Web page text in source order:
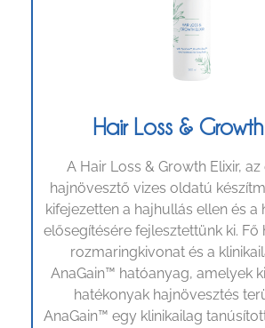
Hair Loss & Growth
A Hair Loss & Growth Elixir,
hajnövesztő vizes oldatú
kifejezetten a hajhullás ellen és a
elősegítésére fejlesztettünk ki. Fő
rozmaringkivonat és a
AnaGain™ hatóanyag, amelyek
hatékonyak hajnövesztés
AnaGain™ egy klinikailag